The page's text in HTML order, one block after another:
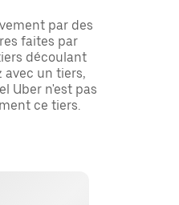
par des
faites par
découlant
avec un tiers,
Uber n'est pas
ce tiers.